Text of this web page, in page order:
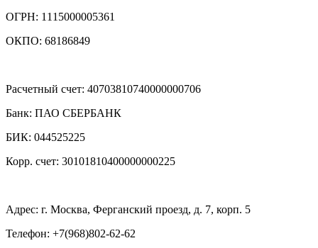
ОГРН: 1115000005361
ОКПО: 68186849
Расчетный счет: 40703810740000000706
Банк: ПАО СБЕРБАНК
БИК: 044525225
Корр. счет: 30101810400000000225
Адрес: г. Москва, Ферганский проезд, д. 7, корп. 5
Телефон: +7(968)802-62-62